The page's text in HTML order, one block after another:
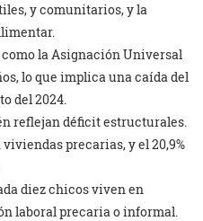
y comunitarios, y la
la Asignación Universal
lo que implica una caída del
del 2024.
reflejan déficit estructurales.
viviendas precarias, y el 20,9%
diez chicos viven en
laboral precaria o informal.